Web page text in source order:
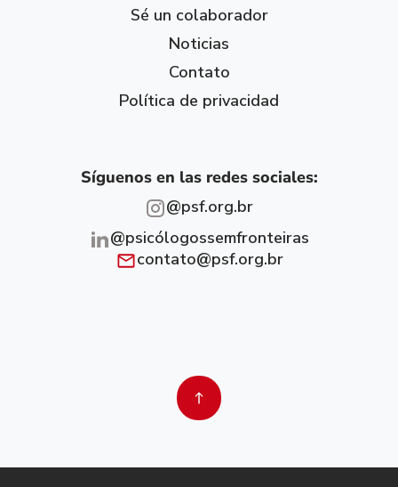
Sé un colaborador
Noticias
Contato
Política de privacidad
Síguenos en las redes sociales:
@psf.org.br
@psicólogossemfronteiras
contato@psf.org.br